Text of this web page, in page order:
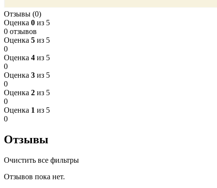
Отзывы (0)
Оценка 0 из 5
0 отзывов
Оценка 5 из 5
0
Оценка 4 из 5
0
Оценка 3 из 5
0
Оценка 2 из 5
0
Оценка 1 из 5
0
Отзывы
Очистить все фильтры
Отзывов пока нет.